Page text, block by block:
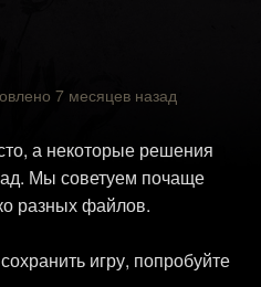
7 месяцев назад
а некоторые решения
Мы советуем почаще
разных файлов.
игру, попробуйте